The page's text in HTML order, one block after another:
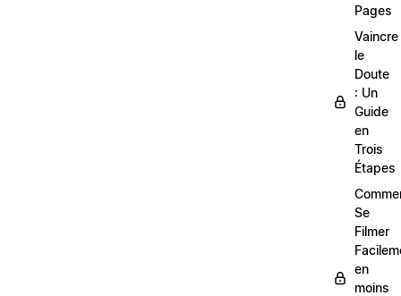
Pages
Vaincre
le
Doute
: Un
Guide
en
Trois
Étapes
Se
Filmer
en
moins